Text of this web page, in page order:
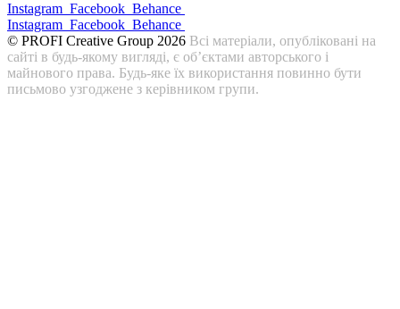
Instagram Facebook Behance
Instagram Facebook Behance
© PROFI Creative Group 2026 Всі матеріали, опубліковані на
сайті в будь-якому вигляді, є об’єктами авторського і
майнового права. Будь-яке їх використання повинно бути
письмово узгоджене з керівником групи.